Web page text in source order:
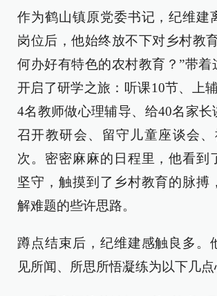
作为鹤山镇原党委书记，纪维建
岗位后，他始终放不下对乡村教
何办好有特色的农村教育？”带着
开启了研学之旅：听课10节、上
4名教师做心理辅导、给40名家长
召开教研会、留守儿童座谈会
次。密密麻麻的日程里，他看到
坚守，触摸到了乡村教育的脉搏
解难题的些许思路。
蹲点结束后，纪维建感触良多。
见所闻、所思所悟凝练为以下几点